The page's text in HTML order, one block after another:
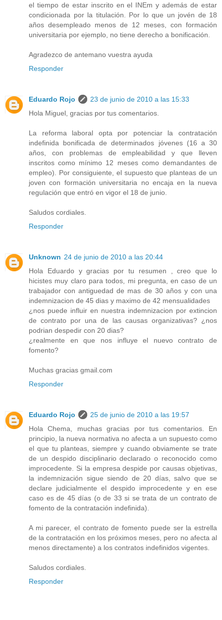
el tiempo de estar inscrito en el INEm y además de estar
condicionada por la titulación. Por lo que un jovén de 18
años desempleado menos de 12 meses, con formación
universitaria por ejemplo, no tiene derecho a bonificación.
Agradezco de antemano vuestra ayuda
Responder
Eduardo Rojo
23 de junio de 2010 a las 15:33
Hola Miguel, gracias por tus comentarios.
La reforma laboral opta por potenciar la contratación
indefinida bonificada de determinados jóvenes (16 a 30
años, con problemas de empleabilidad y que lleven
inscritos como mínimo 12 meses como demandantes de
empleo). Por consiguiente, el supuesto que planteas de un
joven con formación universitaria no encaja en la nueva
regulación que entró en vigor el 18 de junio.
Saludos cordiales.
Responder
Unknown 24 de junio de 2010 a las 20:44
Hola Eduardo y gracias por tu resumen , creo que lo
hicistes muy claro para todos, mi pregunta, en caso de un
trabajador con antiguedad de mas de 30 años y con una
indemnizacion de 45 dias y maximo de 42 mensualidades
¿nos puede influir en nuestra indemnizacion por extincion
de contrato por una de las causas organizativas? ¿nos
podrian despedir con 20 dias?
¿realmente en que nos influye el nuevo contrato de
fomento?
Muchas gracias gmail.com
Responder
Eduardo Rojo
25 de junio de 2010 a las 19:57
Hola Chema, muchas gracias por tus comentarios. En
principio, la nueva normativa no afecta a un supuesto como
el que tu planteas, siempre y cuando obviamente se trate
de un despido disciplinario declarado o reconocido como
improcedente. Si la empresa despide por causas objetivas,
la indemnización sigue siendo de 20 días, salvo que se
declare judicialmente el despido improcedente y en ese
caso es de 45 días (o de 33 si se trata de un contrato de
fomento de la contratación indefinida).
A mi parecer, el contrato de fomento puede ser la estrella
de la contratación en los próximos meses, pero no afecta al
menos directamente) a los contratos indefinidos vigentes.
Saludos cordiales.
Responder